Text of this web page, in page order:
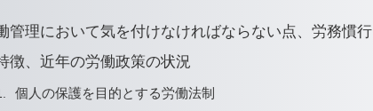
管理において気を付けなければならない点、労務慣行
徴、近年の労働政策の状況
個人の保護を目的とする労働法制